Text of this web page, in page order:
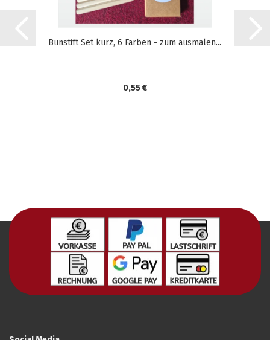
Bunstift Set kurz, 6 Farben - zum ausmalen...
0,55 €